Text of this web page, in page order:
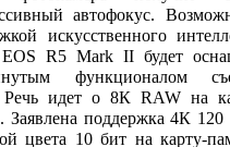
автофокус.
искусственного
R5 Mark II будет
функционалом
Речь идет о 8К RAW на
Заявлена поддержка 4К 120
цвета 10 бит на карту-